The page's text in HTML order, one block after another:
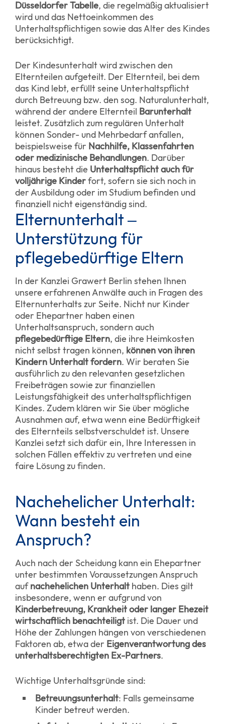
Düsseldorfer Tabelle, die regelmäßig aktualisiert
wird und das Nettoeinkommen des
Unterhaltspflichtigen sowie das Alter des Kindes
berücksichtigt.
Der Kindesunterhalt wird zwischen den
Elternteilen aufgeteilt. Der Elternteil, bei dem
das Kind lebt, erfüllt seine Unterhaltspflicht
durch Betreuung bzw. den sog. Naturalunterhalt,
während der andere Elternteil Barunterhalt
leistet. Zusätzlich zum regulären Unterhalt
können Sonder- und Mehrbedarf anfallen,
beispielsweise für Nachhilfe, Klassenfahrten
oder medizinische Behandlungen. Darüber
hinaus besteht die Unterhaltspflicht auch für
volljährige Kinderfort, sofern sie sich noch in
der Ausbildung oder im Studium befinden und
finanziell nicht eigenständig sind.
Elternunterhalt –
Unterstützung für
pflegebedürftige Eltern
In der Kanzlei Grawert Berlin stehen Ihnen
unsere erfahrenen Anwälte auch in Fragen des
Elternunterhalts zur Seite. Nicht nur Kinder
oder Ehepartner haben einen
Unterhaltsanspruch, sondern auch
pflegebedürftige Eltern, die ihre Heimkosten
nicht selbst tragen können, könnenvon ihren
Kindern Unterhalt fordern. Wir beraten Sie
ausführlich zu den relevanten gesetzlichen
Freibeträgen sowie zur finanziellen
Leistungsfähigkeit des unterhaltspflichtigen
Kindes. Zudem klären wir Sie über mögliche
Ausnahmen auf, etwa wenn eine Bedürftigkeit
des Elternteils selbstverschuldet ist. Unsere
Kanzlei setzt sich dafür ein, Ihre Interessen in
solchen Fällen effektiv zu vertreten und eine
faire Lösung zu finden.
Nachehelicher Unterhalt:
Wann besteht ein
Anspruch?
Auch nach der Scheidung kann ein Ehepartner
unter bestimmten Voraussetzungen Anspruch
aufnachehelichen Unterhalt haben. Dies gilt
insbesondere, wenn er aufgrund von
Kinderbetreuung, Krankheit oder langer Ehezeit
wirtschaftlich benachteiligt ist. Die Dauer und
Höhe der Zahlungen hängen von verschiedenen
Faktoren ab, etwa der Eigenverantwortung des
unterhaltsberechtigten Ex-Partners.
Wichtige Unterhaltsgründe sind:
Betreuungsunterhalt: Falls gemeinsame
Kinder betreut werden.